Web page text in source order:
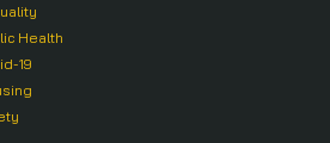
Health
19